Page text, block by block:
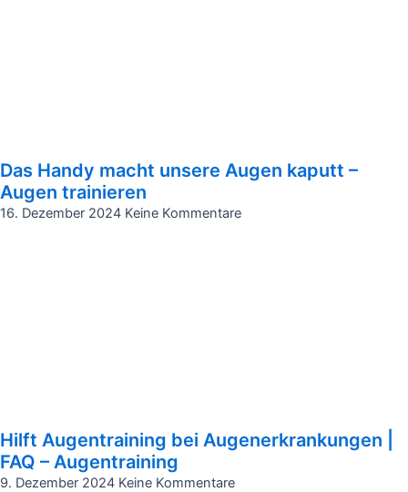
Das Handy macht unsere Augen kaputt –
Augen trainieren
16. Dezember 2024 Keine Kommentare
Hilft Augentraining bei Augenerkrankungen |
FAQ – Augentraining
9. Dezember 2024 Keine Kommentare